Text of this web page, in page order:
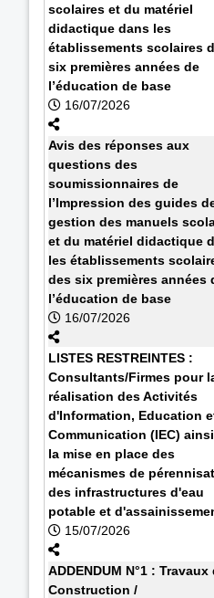
scolaires et du matériel
didactique dans les
établissements scolaires
six premières années de
l’éducation de base
16/07/2026
Avis des réponses aux
questions des
soumissionnaires de
l’Impression des guides
gestion des manuels
et du matériel didactique
les établissements
des six premières années
l’éducation de base
16/07/2026
LISTES RESTREINTES :
Consultants/Firmes pour
réalisation des Activités
d'Information, Education
Communication (IEC)
la mise en place des
mécanismes de
des infrastructures d'eau
potable et
15/07/2026
ADDENDUM N°1 : Travaux
Construction /